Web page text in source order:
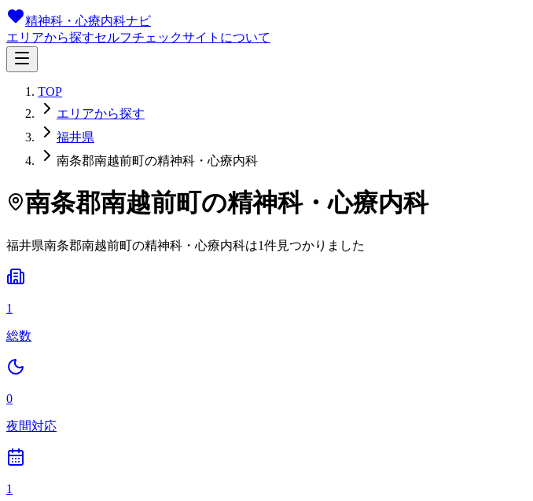
精神科・心療内科ナビ
エリアから探すセルフチェックサイトについて
TOP
エリアから探す
福井県
南条郡南越前町の精神科・心療内科
南条郡南越前町の精神科・心療内科
福井県南条郡南越前町の精神科・心療内科は1件見つかりました
1
総数
0
夜間対応
1